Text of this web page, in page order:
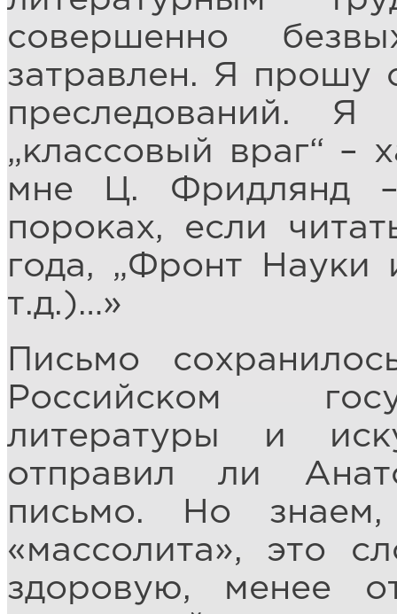
совершенно
затравлен. Я прошу
преследований.
„классовый враг“ –
мне Ц. Фридлянд
пороках, если
года, „Фронт
т.д.)…»
Письмо
Российском
литературы и
отправил ли
письмо. Но
«массолита», это
здоровую, менее